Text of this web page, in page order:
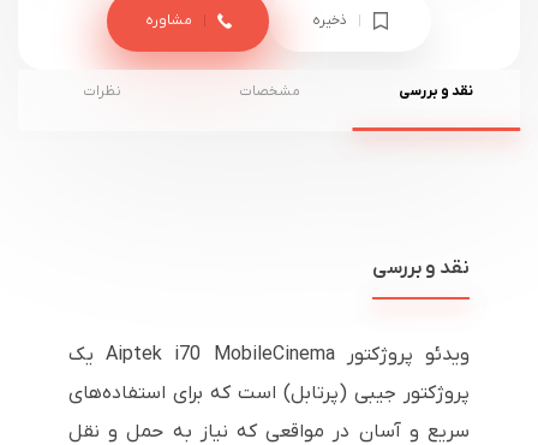
ذخیره مشاوره
نقد و بررسی مشخصات نظرات
نقد و بررسی
ویدئو پروژکتور Aiptek i70 MobileCinema یک
پروژکتور جیبی (پرتابل) است که برای استفاده‌های
سریع و آسان در مواقعی که نیاز به حمل و نقل